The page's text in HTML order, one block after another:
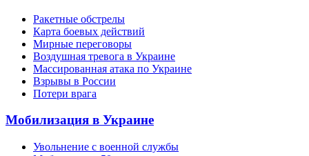
Ракетные обстрелы
Карта боевых действий
Мирные переговоры
Воздушная тревога в Украине
Массированная атака по Украине
Взрывы в России
Потери врага
Мобилизация в Украине
Увольнение с военной службы